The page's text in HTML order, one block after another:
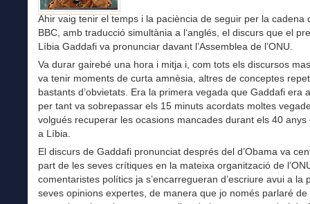
Ahir vaig tenir el temps i la paciència de seguir per la cadena
BBC, amb traducció simultània a l‘anglés, el discurs que el
Líbia Gaddafi va pronunciar davant l’Assemblea de l’ONU.
Va durar gairebé una hora i mitja i, com tots els discursos
va tenir moments de curta amnèsia, altres de conceptes
bastants d’obvietats. Era la primera vegada que Gaddafi era a
per tant va sobrepassar els 15 minuts acordats moltes
volgués recuperar les ocasions mancades durant els 40 anys
a Líbia.
El discurs de Gaddafi pronunciat després del d’Obama va
part de les seves crítiques en la mateixa organització de
comentaristes polítics ja s’encarregueran d’escriure avui a la
seves opinions expertes, de manera que jo només parlaré de